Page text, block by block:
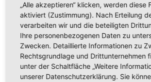
„Alle akzeptieren“ klicken, werden diese
aktiviert (Zustimmung). Nach Erteilung
verarbeiten wir und die beteiligten
Ihre personenbezogenen Daten zu
Zwecken. Detaillierte Informationen zu
Rechtsgrundlage und Drittunternehmen
unter der Schaltfläche „Weitere
unserer Datenschutzerklärung. Sie